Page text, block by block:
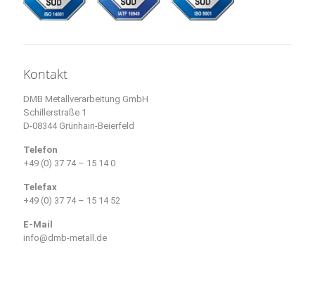
Kontakt
DMB Metallverarbeitung GmbH
Schillerstraße 1
D-08344 Grünhain-Beierfeld
Telefon
+49 (0) 37 74 – 15 14 0
Telefax
+49 (0) 37 74 – 15 14 52
E-Mail
info@dmb-metall.de